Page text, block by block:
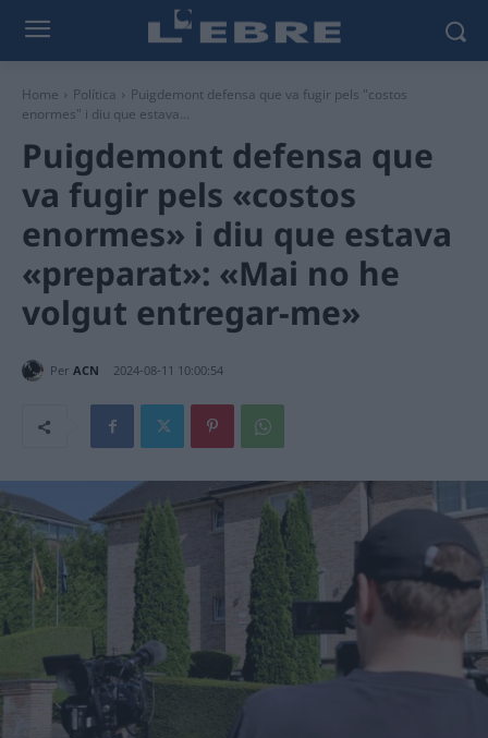
Home Política
Puigdemont defensa que va fugir pels "costos
enormes" i diu que estava...
Puigdemont defensa que
va fugir pels «costos
enormes» i diu que estava
«preparat»: «Mai no he
volgut entregar-me»
Per ACN 2024-08-11 10:00:54